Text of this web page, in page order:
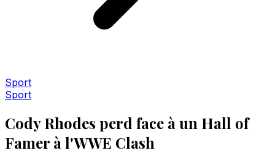
Sport
Sport
Cody Rhodes perd face à un Hall of
Famer à l'WWE Clash